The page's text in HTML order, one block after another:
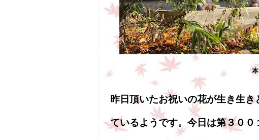
昨日頂いたお祝いの花が生き生
ているようです。今日は第３０